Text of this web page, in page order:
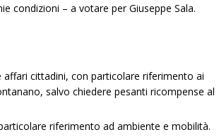
condizioni – a votare per Giuseppe Sala.
affari cittadini, con particolare riferimento ai
salvo chiedere pesanti ricompense al
riferimento ad ambiente e mobilità.